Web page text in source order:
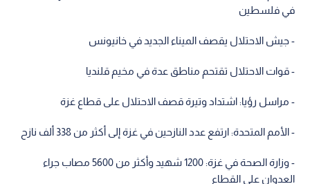
في فلسطين
- جيش الاحتلال يقصف الميناء الجديد في خانيونس
- قوات الاحتلال تقتحم مناطق عدة في مخيم قلنديا
- مراسل رؤيا: اشتداد وتيرة قصف الاحتلال على قطاع غزة
- الأمم المتحدة: ارتفع عدد النازحين في غزة إلى أكثر من 338 ألف نازح
- وزارة الصحة في غزة: 1200 شهيد وأكثر من 5600 مصاب جراء
العدوان على القطاع